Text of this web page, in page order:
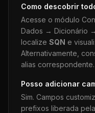
Como descobrir
Acesse o módulo
Dados → Dicionário
localize SQN e
Alternativamente,
alias correspondente.
Posso adicionar
Sim. Campos
prefixos liberada